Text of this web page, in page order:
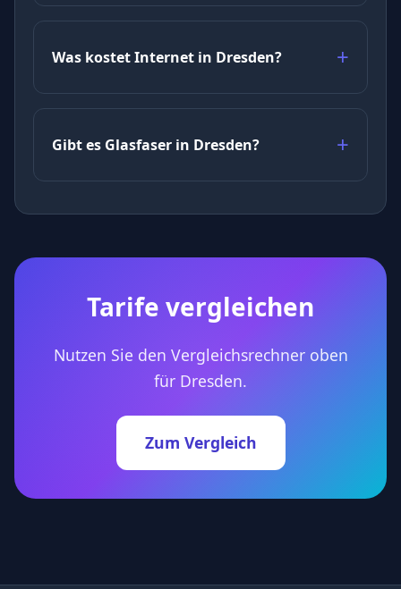
Was kostet Internet in Dresden?
Gibt es Glasfaser in Dresden?
Tarife vergleichen
Nutzen Sie den Vergleichsrechner oben
für Dresden.
Zum Vergleich